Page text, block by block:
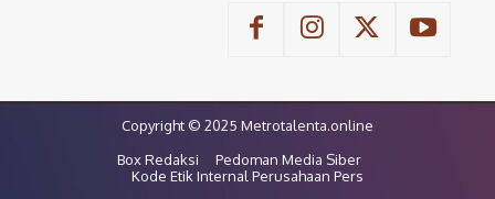
Copyright © 2025 Metrotalenta.online
Box Redaksi
Pedoman Media Siber
Kode Etik Internal Perusahaan Pers